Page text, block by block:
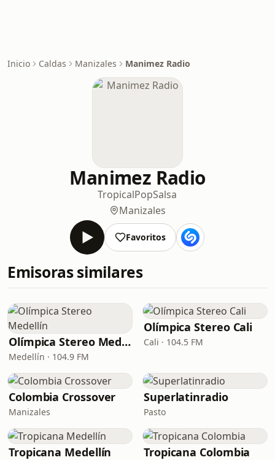
Inicio Caldas Manizales Manimez Radio
Manimez Radio
TropicalPopSalsa
Manizales
Favoritos
Emisoras similares
Olímpica Stereo Medellín
Medellín · 104.9 FM
Olímpica Stereo Cali
Cali · 104.5 FM
Colombia Crossover
Manizales
Superlatinradio
Pasto
Tropicana Medellín Tropicana Colombia